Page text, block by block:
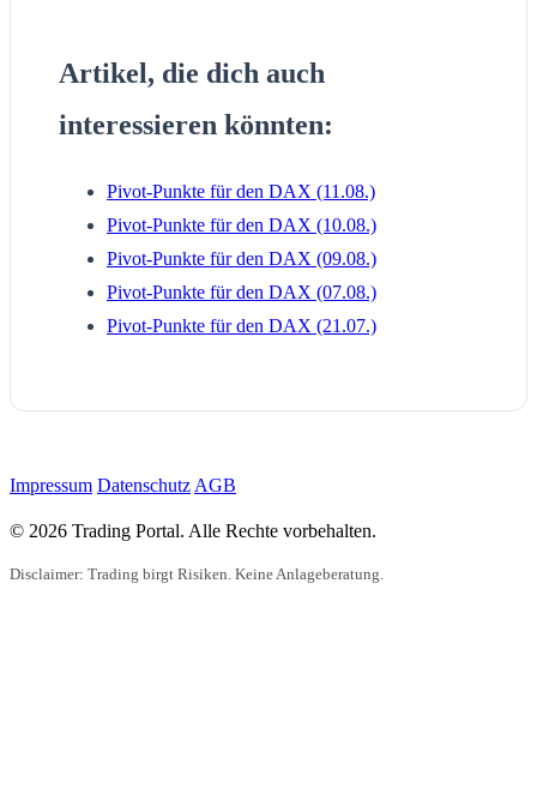
Artikel, die dich auch
interessieren könnten:
Pivot-Punkte für den DAX (11.08.)
Pivot-Punkte für den DAX (10.08.)
Pivot-Punkte für den DAX (09.08.)
Pivot-Punkte für den DAX (07.08.)
Pivot-Punkte für den DAX (21.07.)
Impressum Datenschutz AGB
© 2026 Trading Portal. Alle Rechte vorbehalten.
Disclaimer: Trading birgt Risiken. Keine Anlageberatung.